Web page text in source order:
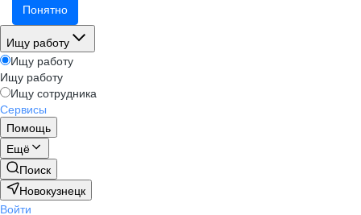
Понятно
Ищу работу
Ищу работу
Ищу работу
Ищу сотрудника
Сервисы
Помощь
Ещё
Поиск
Новокузнецк
Войти